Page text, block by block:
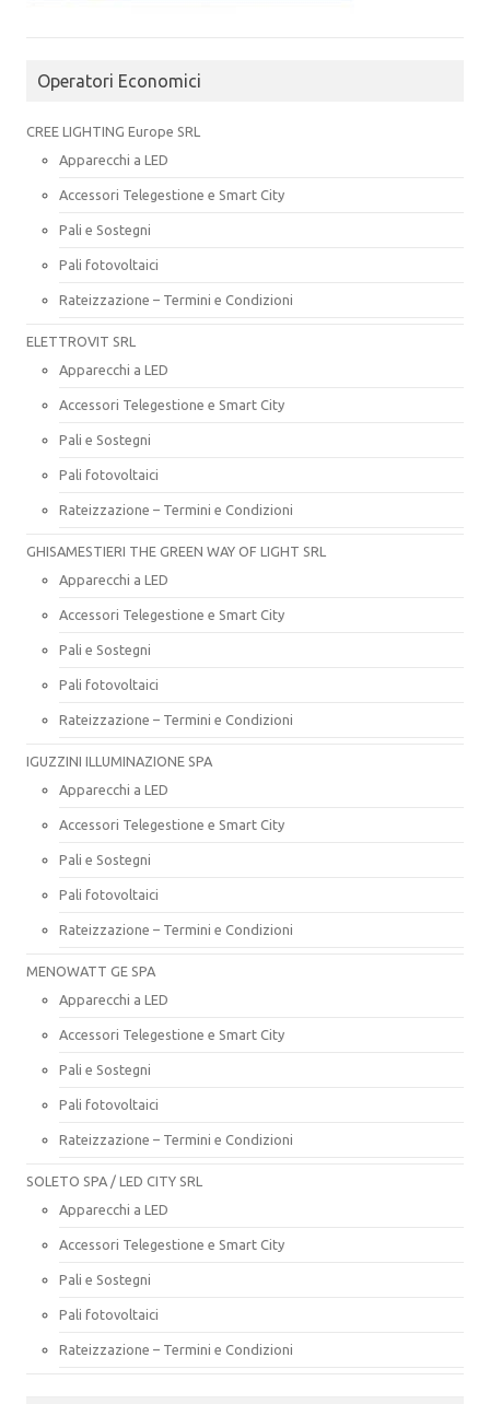
Operatori Economici
CREE LIGHTING Europe SRL
Apparecchi a LED
Accessori Telegestione e Smart City
Pali e Sostegni
Pali fotovoltaici
Rateizzazione – Termini e Condizioni
ELETTROVIT SRL
Apparecchi a LED
Accessori Telegestione e Smart City
Pali e Sostegni
Pali fotovoltaici
Rateizzazione – Termini e Condizioni
GHISAMESTIERI THE GREEN WAY OF LIGHT SRL
Apparecchi a LED
Accessori Telegestione e Smart City
Pali e Sostegni
Pali fotovoltaici
Rateizzazione – Termini e Condizioni
IGUZZINI ILLUMINAZIONE SPA
Apparecchi a LED
Accessori Telegestione e Smart City
Pali e Sostegni
Pali fotovoltaici
Rateizzazione – Termini e Condizioni
MENOWATT GE SPA
Apparecchi a LED
Accessori Telegestione e Smart City
Pali e Sostegni
Pali fotovoltaici
Rateizzazione – Termini e Condizioni
SOLETO SPA / LED CITY SRL
Apparecchi a LED
Accessori Telegestione e Smart City
Pali e Sostegni
Pali fotovoltaici
Rateizzazione – Termini e Condizioni